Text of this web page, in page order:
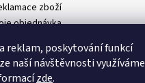
reklam, poskytování funkcí
naší návštěvnosti využíváme
zde.
zboží
objednávka